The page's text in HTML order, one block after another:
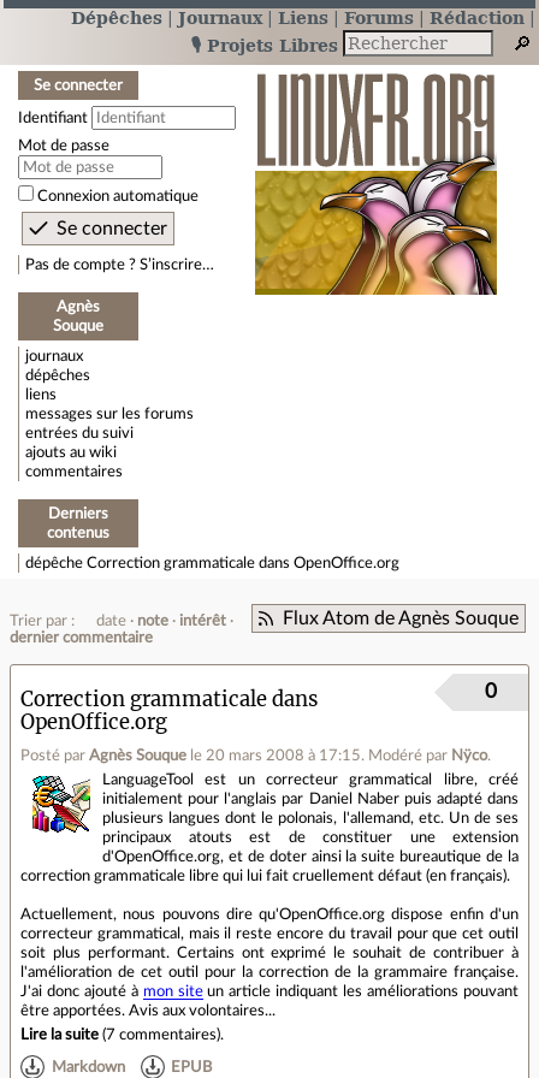
Dépêches Journaux Liens Forums
Rédaction
🎙️ Projets Libres
Se connecter
Identifiant
Mot de passe
Connexion automatique
Pas de compte ? S’inscrire…
Agnès
Souque
journaux
dépêches
liens
messages sur les forums
entrées du suivi
ajouts au wiki
commentaires
Derniers
contenus
dépêche Correction grammaticale dans OpenOffice.org
Flux Atom de Agnès Souque
Trier par : date note
intérêt
dernier commentaire
Correction grammaticale dans
OpenOffice.org
Posté par Agnès Souque le 20 mars 2008 à 17:15. Modéré par Nÿco.
0
LanguageTool est un correcteur grammatical libre, créé
initialement pour l'anglais par Daniel Naber puis adapté dans
plusieurs langues dont le polonais, l'allemand, etc. Un de ses
principaux atouts est de constituer une extension
d'OpenOffice.org, et de doter ainsi la suite bureautique de la
correction grammaticale libre qui lui fait cruellement défaut (en français).
Actuellement, nous pouvons dire qu'OpenOffice.org dispose enfin d'un
correcteur grammatical, mais il reste encore du travail pour que cet outil
soit plus performant. Certains ont exprimé le souhait de contribuer à
l'amélioration de cet outil pour la correction de la grammaire française.
J'ai donc ajouté à mon siteun article indiquant les améliorations pouvant
être apportées. Avis aux volontaires...
Lire la suite (7 commentaires).
Markdown EPUB